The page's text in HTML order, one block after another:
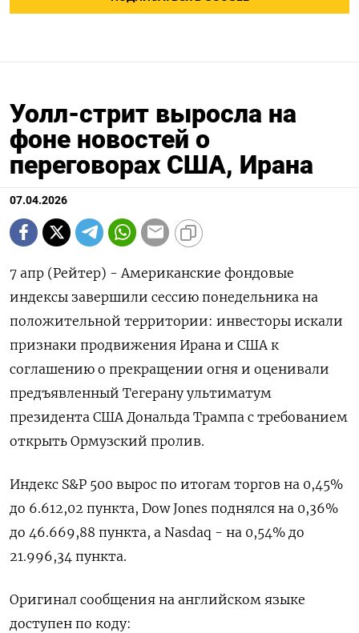
Уолл-стрит выросла на
фоне новостей о
переговорах США, Ирана
07.04.2026
7 апр (Рейтер) - Американские фондовые
индексы завершили сессию понедельника ‌на
положительной территории: инвесторы искали
признаки продвижения ​Ирана ​и ​США к
⁠соглашению ‌о прекращении огня ‌и оценивали
предъявленный Тегерану ультиматум
президента ​США ‌Дональда Трампа с ​требованием
открыть Ормузский пролив.
Индекс ‌S&P 500 вырос по итогам торгов ​на ​0,45%
‌до 6.612,02 пункта, Dow ​Jones поднялся на 0,36%
до 46.669,88 пункта, а Nasdaq - на 0,54% до
21.996,34 пункта.
Оригинал ​сообщения ⁠на английском языке
доступен ‌по коду: